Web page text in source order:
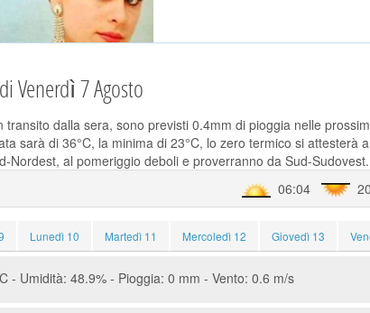
Venerdì 7 Agosto
dalla sera, sono previsti 0.4mm di pioggia nelle
sarà di 36°C, la minima di 23°C, lo zero termico si attesterà
Nordest, al pomeriggio deboli e proverranno da Sud-
06:04
Lunedì 10 Martedì 11 Mercoledì 12 Giovedì 13
- Umidità: 48.9% - Pioggia: 0 mm - Vento: 0.6 m/s